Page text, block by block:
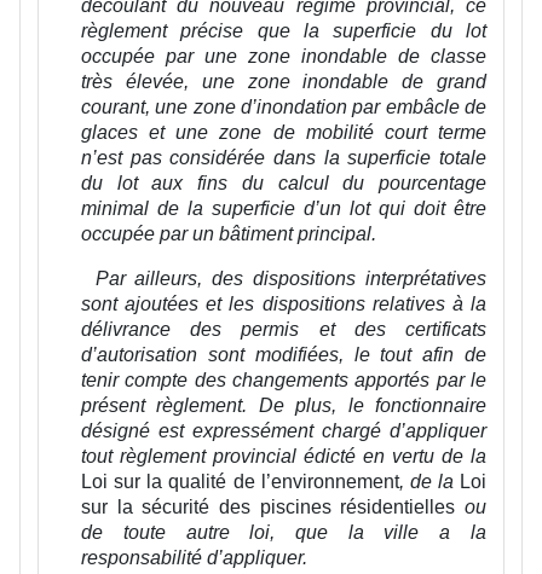
découlant du nouveau régime provincial, ce
règlement précise que la superficie du lot
occupée par une zone inondable de classe
très élevée, une zone inondable de grand
courant, une zone d’inondation par embâcle de
glaces et une zone de mobilité court terme
n’est pas considérée dans la superficie totale
du lot aux fins du calcul du pourcentage
minimal de la superficie d’un lot qui doit être
occupée par un bâtiment principal.
Par ailleurs, des dispositions interprétatives
sont ajoutées et les dispositions relatives à la
délivrance des permis et des certificats
d’autorisation sont modifiées, le tout afin de
tenir compte des changements apportés par le
présent règlement. De plus, le fonctionnaire
désigné est expressément chargé d’appliquer
tout règlement provincial édicté en vertu de la
Loi sur la qualité de l’environnement, de la Loi
sur la sécurité des piscines résidentielles ou
de toute autre loi, que la ville a la
responsabilité d’appliquer.